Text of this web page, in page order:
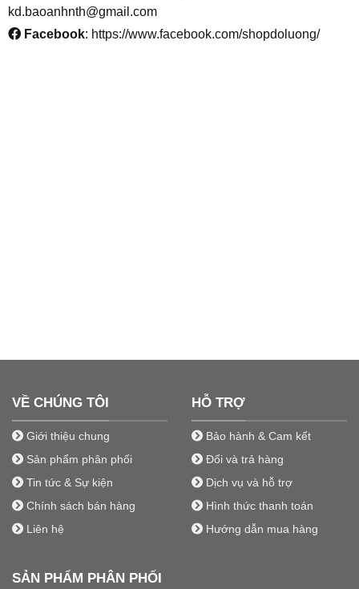
kd.baoanhnth@gmail.com
Facebook: https://www.facebook.com/shopdoluong/
VỀ CHÚNG TÔI
Giới thiệu chung
Sản phẩm phân phối
Tin tức & Sự kiện
Chính sách bán hàng
Liên hệ
HỖ TRỢ
Bảo hành & Cam kết
Đổi và trả hàng
Dịch vụ và hỗ trợ
Hình thức thanh toán
Hướng dẫn mua hàng
SẢN PHẨM PHÂN PHỐI